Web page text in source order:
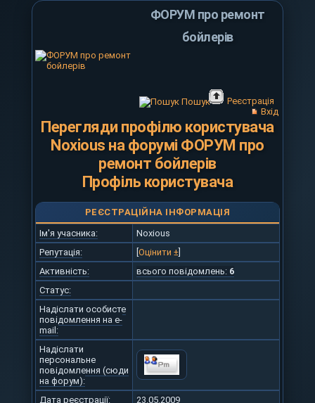
ФОРУМ про ремонт
бойлерів
Пошук
Реєстрація
Вхід
Перегляди профілю користувача
Noxious на форумі ФОРУМ про
ремонт бойлерів
Профіль користувача
РЕЄСТРАЦІЙНА ІНФОРМАЦІЯ
Ім'я учасника:
Noxious
Репутація:
Оцінити ±]
Активність:
всього повідомлень: 6
Статус:
Надіслати особисте
повідомлення на e-
mail:
Надіслати
персональне
повідомлення (сюди
на форум):
Дата реєстрації:
23.05.2009